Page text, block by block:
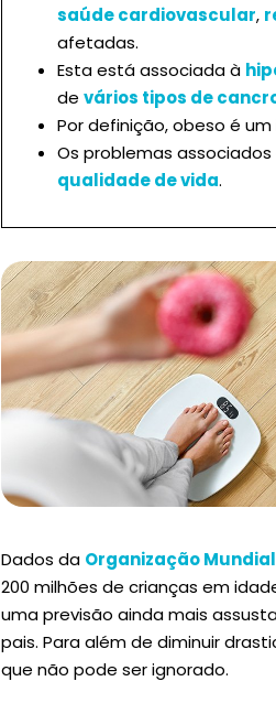
saúde cardiovascular,
afetadas.
Esta está associada à
de vários tipos de
Por definição, obeso é
Os problemas
qualidade de vida.
Dados da Organização
200 milhões de crianças em
uma previsão ainda mais
pais. Para além de diminuir
que não pode ser ignorado.